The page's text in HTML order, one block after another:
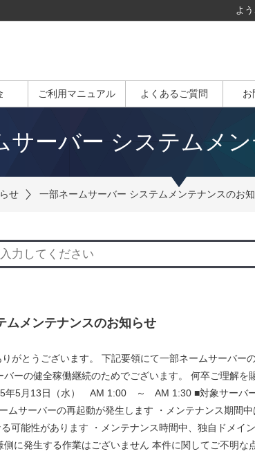
よ
ご利用マニュアル よくあるご質問 お
サーバー システムメ
せ 一部ネームサーバー システムメンテナンスのお
ムメンテナンスのお知らせ
がとうございます。 下記要領にて一部ネームサーバー
ーの健全稼働継続のためでございます。 何卒ご理解を
年5月13日（水） AM 1:00 ～ AM 1:30 ■対象サーバ
ムサーバーの再起動が発生します ・メンテナンス期間
可能性があります ・メンテナンス時間中、独自ドメイン
に発生する作業はございません 本件に関してご不明な